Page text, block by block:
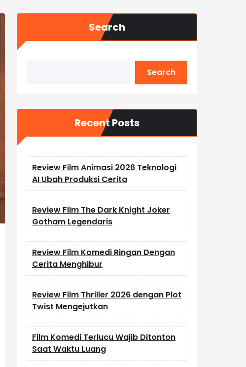
Search
Search
Recent Posts
Review Film Animasi 2026 Teknologi
AI Ubah Produksi Cerita
Review Film The Dark Knight Joker
Gotham Legendaris
Review Film Komedi Ringan Dengan
Cerita Menghibur
Review Film Thriller 2026 dengan Plot
Twist Mengejutkan
Film Komedi Terlucu Wajib Ditonton
Saat Waktu Luang